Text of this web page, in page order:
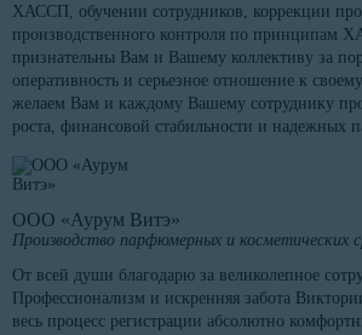
ХАССП, обучении сотрудников, коррекции
производственного контроля по принципам
признательны Вам и Вашему коллективу за
оперативность и серьезное отношение к
желаем Вам и каждому Вашему сотруднику
роста, финансовой стабильности и надежных
ООО «Аурум Витэ»
Производство парфюмерных и косметических
От всей души благодарю за великолепное
Профессионализм и искренняя забота
весь процесс регистрации абсолютно